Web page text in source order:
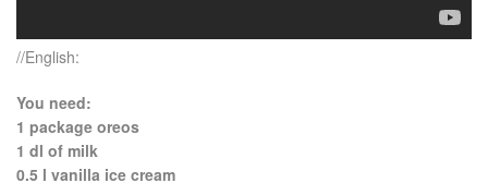
//English:
You need:
1 package oreos
1 dl of milk
0.5 l vanilla ice cream